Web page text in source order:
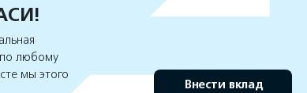
любому
мы этого
Внести вклад